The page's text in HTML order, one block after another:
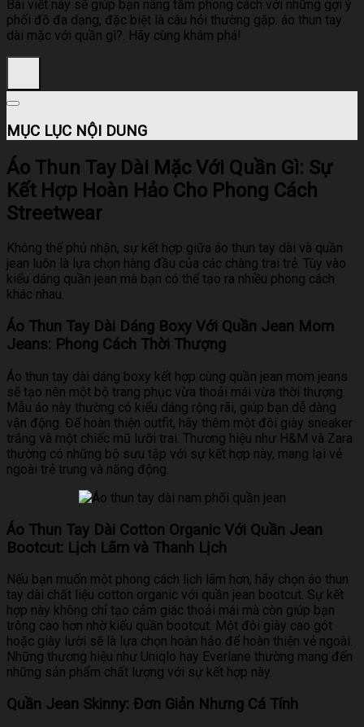
Bài viết này sẽ giúp bạn nâng tầm phong cách với những gợi ý
phối đồ đa dạng, đặc biệt là câu hỏi thường gặp: áo thun tay
dài mặc với quần gì?. Hãy cùng khám phá!
MỤC LỤC NỘI DUNG
Áo Thun Tay Dài Mặc Với Quần Gì: Sự
Kết Hợp Hoàn Hảo Cho Phong Cách
Streetwear
Không thể phủ nhận, sự kết hợp giữa áo thun tay dài và quần
jean luôn là lựa chọn hàng đầu của các chàng trai trẻ. Tùy vào
kiểu dáng quần jean mà bạn có thể tạo ra nhiều phong cách
khác nhau.
Áo Thun Tay Dài Dáng Boxy Với Quần Jean Mom
Jeans: Phong Cách Thời Thượng
Áo thun tay dài dáng boxy kết hợp cùng quần jean mom jeans
sẽ tạo nên một bộ trang phục vừa thoải mái vừa thời thượng.
Mẫu áo này thường có kiểu dáng rộng rãi, giúp bạn dễ dàng
vận động. Để hoàn thiện outfit, hãy thêm một đôi giày sneaker
trắng và một chiếc mũ lưỡi trai. Thương hiệu như H&M và Zara
thường có những bộ sưu tập với sự kết hợp này, mang lại vẻ
ngoài trẻ trung và năng động.
Áo Thun Tay Dài Cotton Organic Với Quần Jean
Bootcut: Lịch Lãm và Thanh Lịch
Nếu bạn muốn một phong cách lịch lãm hơn, hãy chọn áo thun
tay dài chất liệu cotton organic với quần jean bootcut. Sự kết
hợp này không chỉ tạo cảm giác thoải mái mà còn giúp bạn
trông cao hơn nhờ kiểu quần bootcut. Một đôi giày cao gót
hoặc giày lười sẽ là lựa chọn hoàn hảo để hoàn thiện vẻ ngoài.
Những thương hiệu như Uniqlo hay Everlane thường mang đến
những sản phẩm chất lượng với sự kết hợp này.
Quần Jean Skinny: Đơn Giản Nhưng Cá Tính